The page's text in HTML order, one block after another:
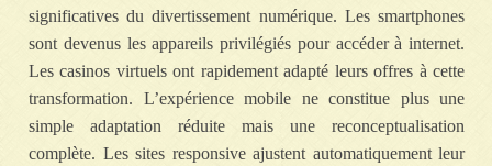
significatives du divertissement numérique. Les smartphones
sont devenus les appareils privilégiés pour accéder à internet.
Les casinos virtuels ont rapidement adapté leurs offres à cette
transformation. L’expérience mobile ne constitue plus une
simple adaptation réduite mais une reconceptualisation
complète. Les sites responsive ajustent automatiquement leur